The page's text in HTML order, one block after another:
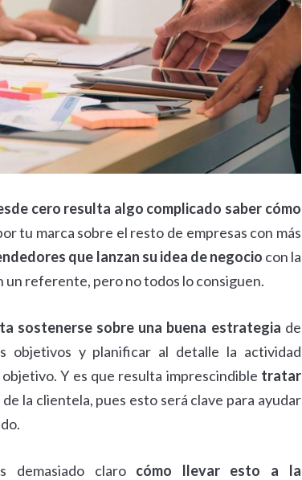
cero resulta algo complicado saber cómo
tu marca sobre el resto de empresas con más
que lanzan su idea de negocio con la
un referente, pero no todos lo consiguen.
sostenerse sobre una buena estrategia de
objetivos y planificar al detalle la actividad
Y es que resulta imprescindible tratar
de la clientela, pues esto será clave para ayudar
clarocómo llevar esto a la